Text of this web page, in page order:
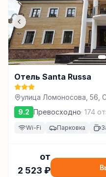
Отель Santa Russa
улица Ломоносова, 56,
9.2 Превосходно· 174
Wi-Fi Парковка
от
2 523 ₽